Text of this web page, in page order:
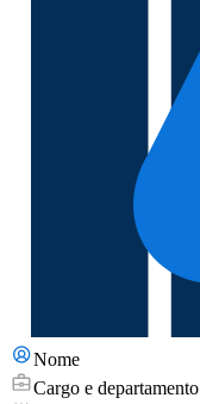
Nome
Cargo e departamento